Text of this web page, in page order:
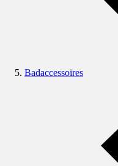
Badaccessoires